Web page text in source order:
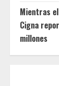
Mientras
Cigna
millones